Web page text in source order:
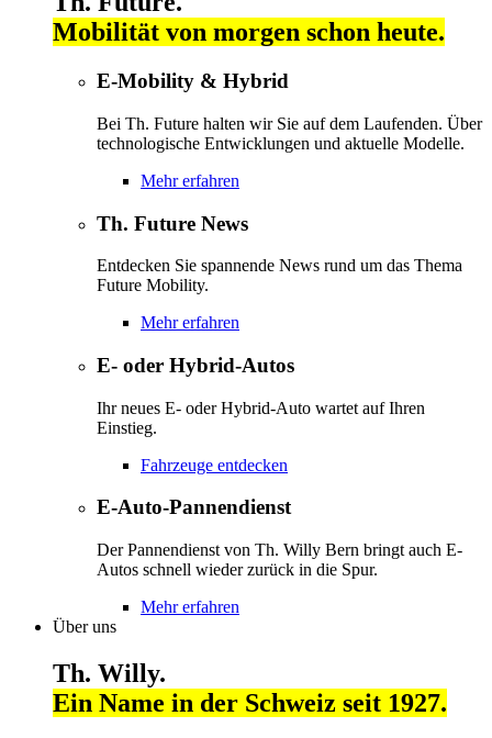
Mobilität von morgen schon heute.
E-Mobility & Hybrid
Bei Th. Future halten wir Sie auf dem Laufenden. Über
technologische Entwicklungen und aktuelle Modelle.
Mehr erfahren
Th. Future News
Entdecken Sie spannende News rund um das Thema
Future Mobility.
Mehr erfahren
E- oder Hybrid-Autos
Ihr neues E- oder Hybrid-Auto wartet auf Ihren
Einstieg.
Fahrzeuge entdecken
E-Auto-Pannendienst
Der Pannendienst von Th. Willy Bern bringt auch E-
Autos schnell wieder zurück in die Spur.
Mehr erfahren
Über uns
Th. Willy.
Ein Name in der Schweiz seit 1927.